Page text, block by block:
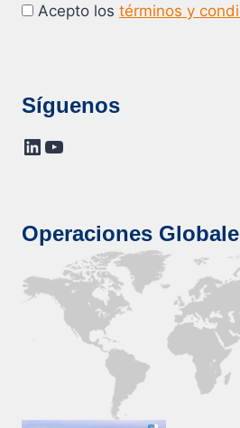
Acepto los términos y
Síguenos
LinkedIn
YouTube
Operaciones